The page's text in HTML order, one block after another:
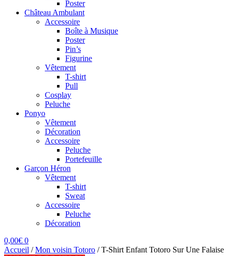
Poster
Château Ambulant
Accessoire
Boîte à Musique
Poster
Pin’s
Figurine
Vêtement
T-shirt
Pull
Cosplay
Peluche
Ponyo
Vêtement
Décoration
Accessoire
Peluche
Portefeuille
Garçon Héron
Vêtement
T-shirt
Sweat
Accessoire
Peluche
Décoration
0,00€ 0
Accueil /Mon voisin Totoro /T-Shirt Enfant Totoro Sur Une Falaise